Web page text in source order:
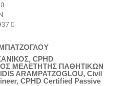

CPHD
ΜΕΛΕΤΗΤΗΣ ΠΑΘΗΤΙΚΩΝ
ARAMPATZOGLOU, Civil
CPHD Certified Passive